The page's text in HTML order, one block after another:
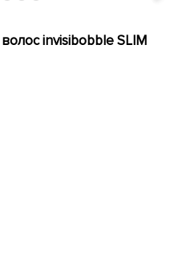
invisibobble SLIM